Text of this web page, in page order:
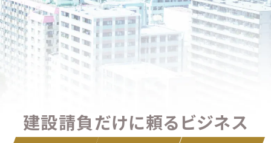
建設請負だけに頼るビジネス